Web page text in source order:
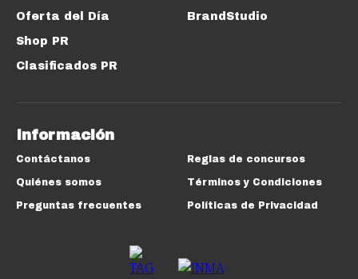
Oferta del Día
Shop PR
Clasificados PR
BrandStudio
Información
Contáctanos
Quiénes somos
Preguntas frecuentes
Reglas de concursos
Términos y Condiciones
Políticas de Privacidad